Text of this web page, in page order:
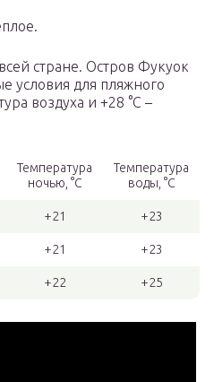
стране. Остров Фукуок
условия для пляжного
воздуха и +28 °С –
Температура
ночью, °С
Температура
воды, °С
+21 +23
+21 +23
+22 +25